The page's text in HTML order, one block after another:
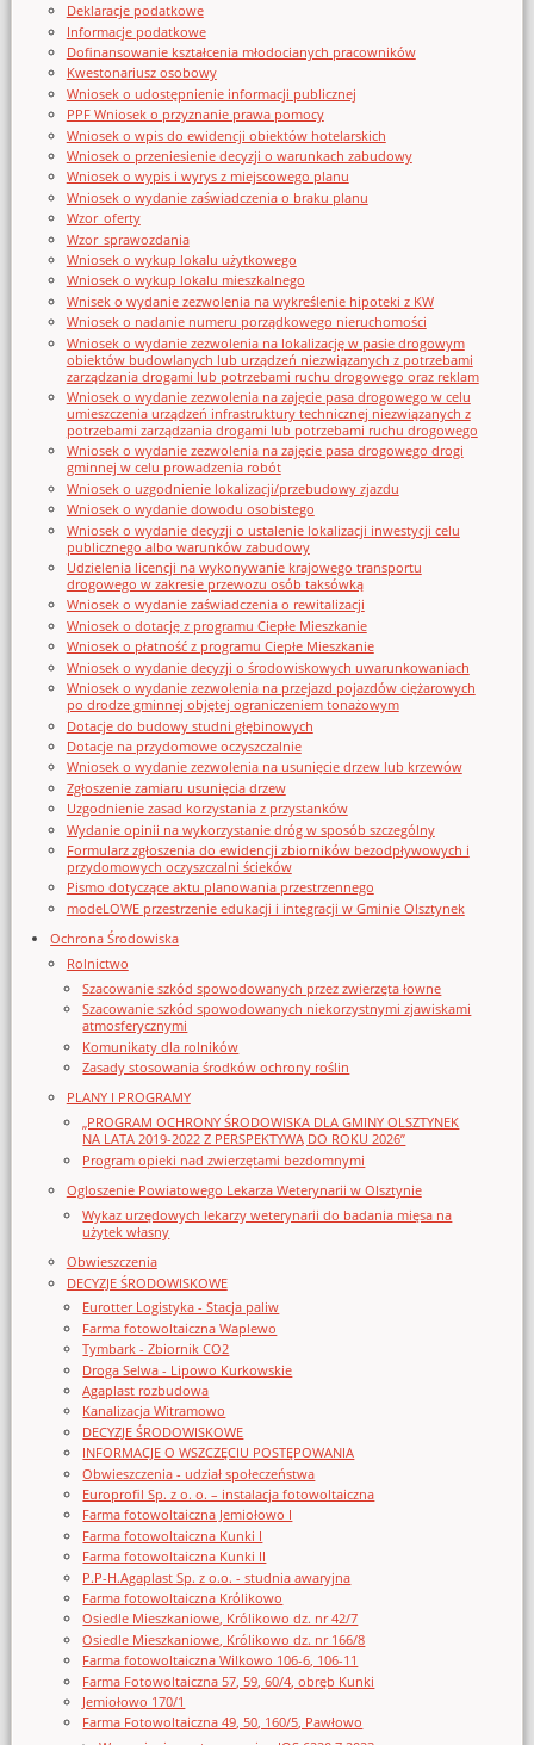
Deklaracje podatkowe
Informacje podatkowe
Dofinansowanie kształcenia młodocianych pracowników
Kwestonariusz osobowy
Wniosek o udostępnienie informacji publicznej
PPF Wniosek o przyznanie prawa pomocy
Wniosek o wpis do ewidencji obiektów hotelarskich
Wniosek o przeniesienie decyzji o warunkach zabudowy
Wniosek o wypis i wyrys z miejscowego planu
Wniosek o wydanie zaświadczenia o braku planu
Wzor_oferty
Wzor_sprawozdania
Wniosek o wykup lokalu użytkowego
Wniosek o wykup lokalu mieszkalnego
Wnisek o wydanie zezwolenia na wykreślenie hipoteki z KW
Wniosek o nadanie numeru porządkowego nieruchomości
Wniosek o wydanie zezwolenia na lokalizację w pasie drogowym
obiektów budowlanych lub urządzeń niezwiązanych z potrzebami
zarządzania drogami lub potrzebami ruchu drogowego oraz reklam
Wniosek o wydanie zezwolenia na zajęcie pasa drogowego w celu
umieszczenia urządzeń infrastruktury technicznej niezwiązanych z
potrzebami zarządzania drogami lub potrzebami ruchu drogowego
Wniosek o wydanie zezwolenia na zajęcie pasa drogowego drogi
gminnej w celu prowadzenia robót
Wniosek o uzgodnienie lokalizacji/przebudowy zjazdu
Wniosek o wydanie dowodu osobistego
Wniosek o wydanie decyzji o ustalenie lokalizacji inwestycji celu
publicznego albo warunków zabudowy
Udzielenia licencji na wykonywanie krajowego transportu
drogowego w zakresie przewozu osób taksówką
Wniosek o wydanie zaświadczenia o rewitalizacji
Wniosek o dotację z programu Ciepłe Mieszkanie
Wniosek o płatność z programu Ciepłe Mieszkanie
Wniosek o wydanie decyzji o środowiskowych uwarunkowaniach
Wniosek o wydanie zezwolenia na przejazd pojazdów ciężarowych
po drodze gminnej objętej ograniczeniem tonażowym
Dotacje do budowy studni głębinowych
Dotacje na przydomowe oczyszczalnie
Wniosek o wydanie zezwolenia na usunięcie drzew lub krzewów
Zgłoszenie zamiaru usunięcia drzew
Uzgodnienie zasad korzystania z przystanków
Wydanie opinii na wykorzystanie dróg w sposób szczególny
Formularz zgłoszenia do ewidencji zbiorników bezodpływowych i
przydomowych oczyszczalni ścieków
Pismo dotyczące aktu planowania przestrzennego
modeLOWE przestrzenie edukacji i integracji w Gminie Olsztynek
Ochrona Środowiska
Rolnictwo
Szacowanie szkód spowodowanych przez zwierzęta łowne
Szacowanie szkód spowodowanych niekorzystnymi zjawiskami
atmosferycznymi
Komunikaty dla rolników
Zasady stosowania środków ochrony roślin
PLANY I PROGRAMY
„PROGRAM OCHRONY ŚRODOWISKA DLA GMINY OLSZTYNEK
NA LATA 2019-2022 Z PERSPEKTYWĄ DO ROKU 2026”
Program opieki nad zwierzętami bezdomnymi
Ogloszenie Powiatowego Lekarza Weterynarii w Olsztynie
Wykaz urzędowych lekarzy weterynarii do badania mięsa na
użytek własny
Obwieszczenia
DECYZJE ŚRODOWISKOWE
Eurotter Logistyka - Stacja paliw
Farma fotowoltaiczna Waplewo
Tymbark - Zbiornik CO2
Droga Selwa - Lipowo Kurkowskie
Agaplast rozbudowa
Kanalizacja Witramowo
DECYZJE ŚRODOWISKOWE
INFORMACJE O WSZCZĘCIU POSTĘPOWANIA
Obwieszczenia - udział społeczeństwa
Europrofil Sp. z o. o. – instalacja fotowoltaiczna
Farma fotowoltaiczna Jemiołowo I
Farma fotowoltaiczna Kunki I
Farma fotowoltaiczna Kunki II
P.P-H.Agaplast Sp. z o.o. - studnia awaryjna
Farma fotowoltaiczna Królikowo
Osiedle Mieszkaniowe, Królikowo dz. nr 42/7
Osiedle Mieszkaniowe, Królikowo dz. nr 166/8
Farma fotowoltaiczna Wilkowo 106-6, 106-11
Farma Fotowoltaiczna 57, 59, 60/4, obręb Kunki
Jemiołowo 170/1
Farma Fotowoltaiczna 49, 50, 160/5, Pawłowo